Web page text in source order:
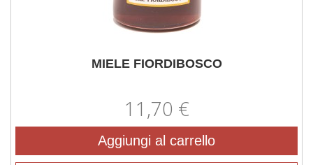
MIELE FIORDIBOSCO
11,70 €
Aggiungi al carrello